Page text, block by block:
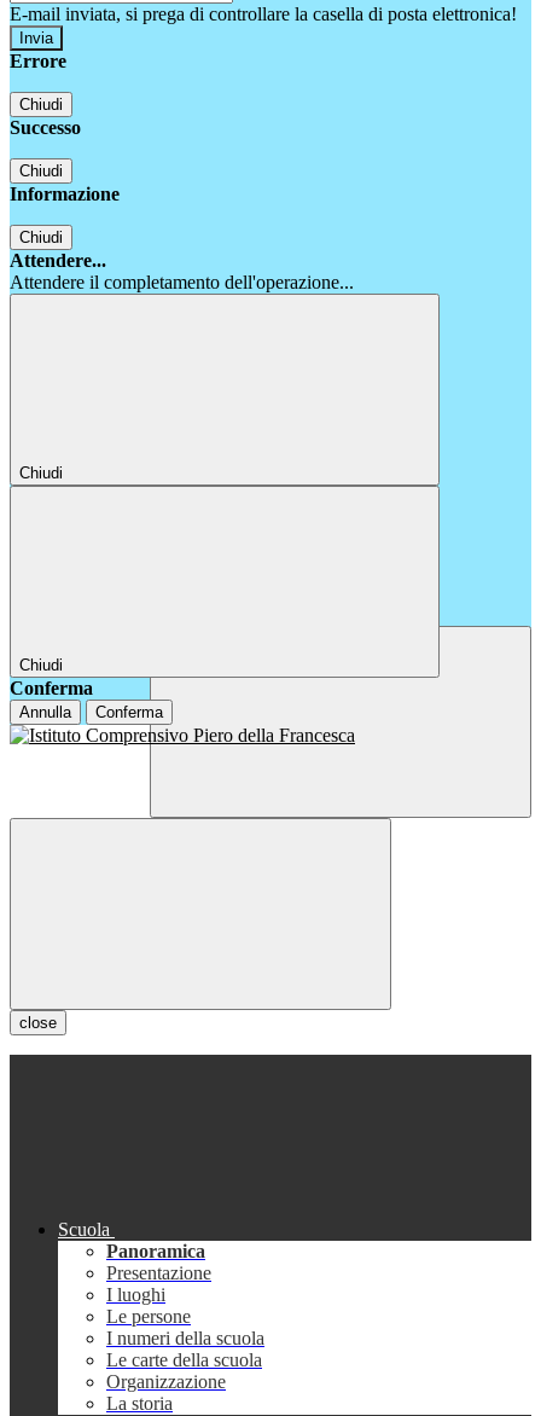
E-mail inviata, si prega di controllare la casella di posta elettronica!
Errore
Chiudi
Successo
Chiudi
Informazione
Chiudi
Attendere...
Attendere il completamento dell'operazione...
Chiudi
Chiudi
Conferma
Annulla Conferma
close
Scuola
Panoramica
Presentazione
I luoghi
Le persone
I numeri della scuola
Le carte della scuola
Organizzazione
La storia